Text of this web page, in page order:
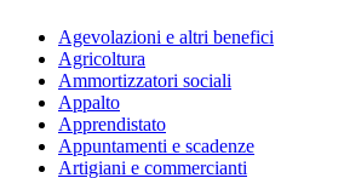
Agevolazioni e altri benefici
Agricoltura
Ammortizzatori sociali
Appalto
Apprendistato
Appuntamenti e scadenze
Artigiani e commercianti